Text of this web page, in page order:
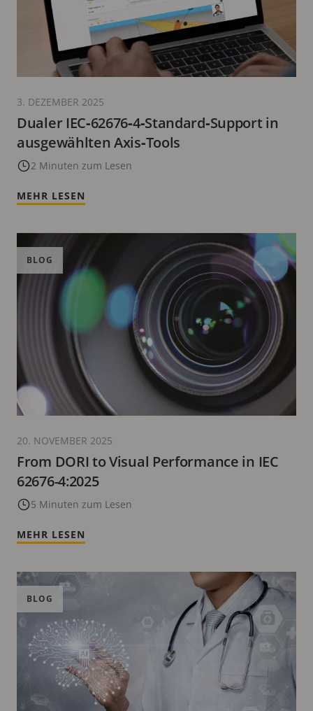
Dualer IEC‑62676‑4‑Standard‑Support in
ausgewählten Axis‑Tools
2 Minuten zum Lesen
3. DEZEMBER 2025
MEHR LESEN
From DORI to Visual Performance in IEC
62676-4:2025
5 Minuten zum Lesen
BLOG
20. NOVEMBER 2025
MEHR LESEN
BLOG